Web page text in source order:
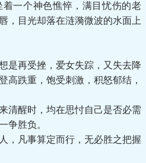
一个神色憔悴，满目忧伤的老
，目光却落在涟漪微波的水面上
再受挫，爱女失踪，又失去降
高跌重，饱受刺激，积怒郁结，
醒时，均在思忖自己是否必需
争胜负。
凡事算定而行，无必胜之把握